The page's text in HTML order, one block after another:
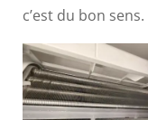
c’est du bon sens.